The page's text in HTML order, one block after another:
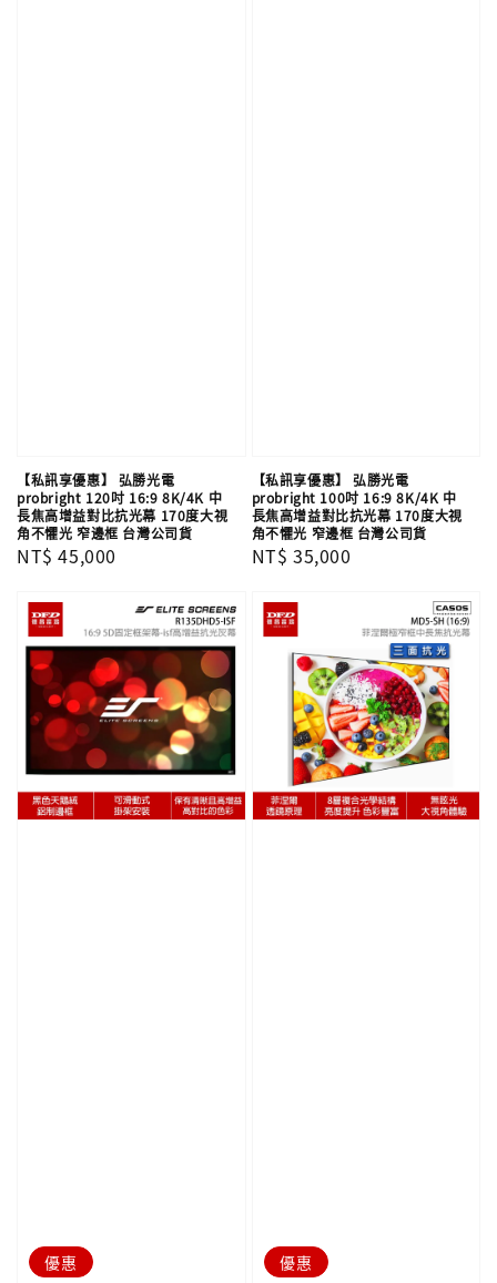
【私訊享優惠】 弘勝光電
probright 120吋 16:9 8K/4K 中
長焦高增益對比抗光幕 170度大視
角不懼光 窄邊框 台灣公司貨
Regular
NT$ 45,000
【私訊享優惠】 弘勝光電
probright 100吋 16:9 8K/4K 中
長焦高增益對比抗光幕 170度大視
角不懼光 窄邊框 台灣公司貨
Regular
NT$ 35,000
優惠 優惠